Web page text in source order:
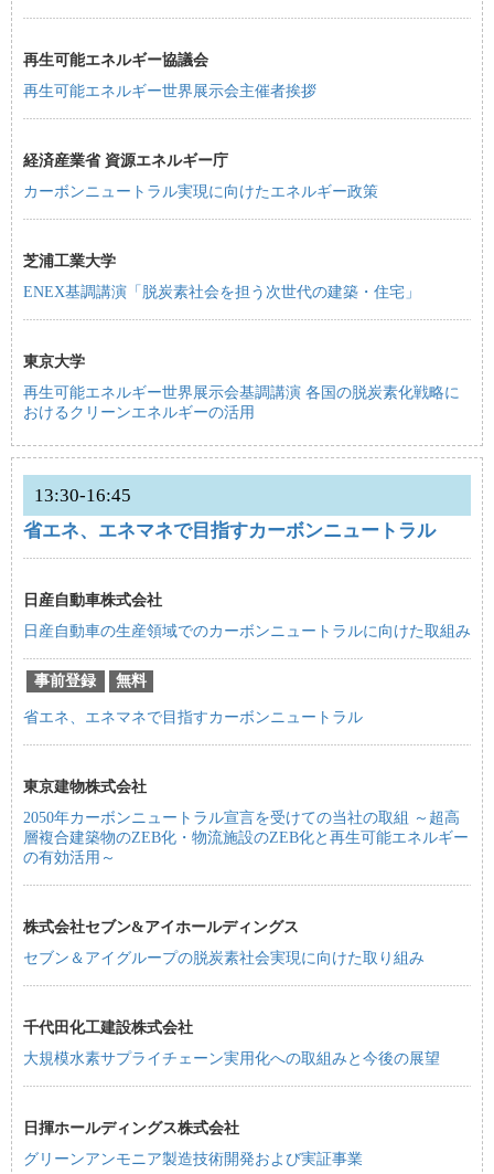
再生可能エネルギー協議会
再生可能エネルギー世界展示会主催者挨拶
経済産業省 資源エネルギー庁
カーボンニュートラル実現に向けたエネルギー政策
芝浦工業大学
ENEX基調講演「脱炭素社会を担う次世代の建築・住宅」
東京大学
再生可能エネルギー世界展示会基調講演 各国の脱炭素化戦略に
おけるクリーンエネルギーの活用
13:30-16:45
省エネ、エネマネで目指すカーボンニュートラル
日産自動車株式会社
日産自動車の生産領域でのカーボンニュートラルに向けた取組み
事前登録 無料
省エネ、エネマネで目指すカーボンニュートラル
東京建物株式会社
2050年カーボンニュートラル宣言を受けての当社の取組 ～超高
層複合建築物のZEB化・物流施設のZEB化と再生可能エネルギー
の有効活用～
株式会社セブン&アイホールディングス
セブン＆アイグループの脱炭素社会実現に向けた取り組み
千代田化工建設株式会社
大規模水素サプライチェーン実用化への取組みと今後の展望
日揮ホールディングス株式会社
グリーンアンモニア製造技術開発および実証事業